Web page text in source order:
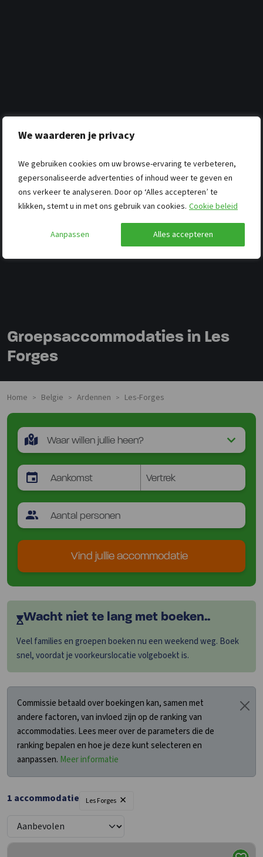
We waarderen je privacy
We gebruiken cookies om uw browse-ervaring te verbeteren,
gepersonaliseerde advertenties of inhoud weer te geven en
ons verkeer te analyseren. Door op ‘Alles accepteren’ te
klikken, stemt u in met ons gebruik van cookies. Cookie beleid
Aanpassen Alles accepteren
Groepsaccommodaties in Les
Forges
Home > Belgie > Ardennen > Les-Forges
Vind jullie accommodatie
Wacht niet te lang met boeken..
Veel families en groepen boeken nu een weekend weg. Boek
snel, voordat je voorkeurslocatie volgeboekt is.
Commissie betaald over boekingen kan, samen met
andere factoren, van invloed zijn op de ranking van
accommodaties. Lees meer over de parameters die de
ranking bepalen en hoe je deze kunt selecteren en
aanpassen. Meer informatie
1 accommodatie Les Forges ×